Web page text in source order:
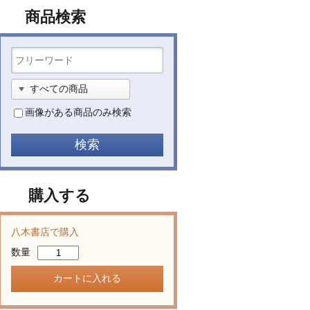
商品検索
画像がある商品のみ検索
購入する
八木書店で購入
数量